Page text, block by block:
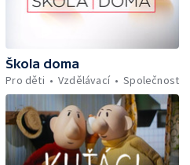
Škola doma
Pro děti
Vzdělávací Společnost